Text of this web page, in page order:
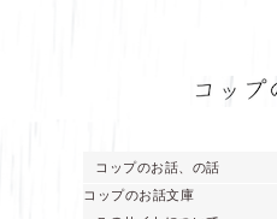
コップのお話、の話
コップのお話文庫